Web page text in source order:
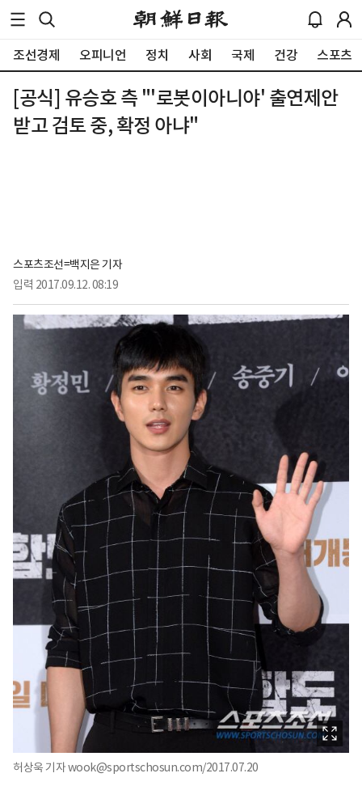
조선경제 오피니언 정치 사회 국제 건강 스포츠
[공식] 유승호 측 "'로봇이아니야' 출연제안
받고 검토 중, 확정 아냐"
스포츠조선=백지은 기자
입력 2017.09.12. 08:19
허상욱 기자 wook@sportschosun.com/2017.07.20